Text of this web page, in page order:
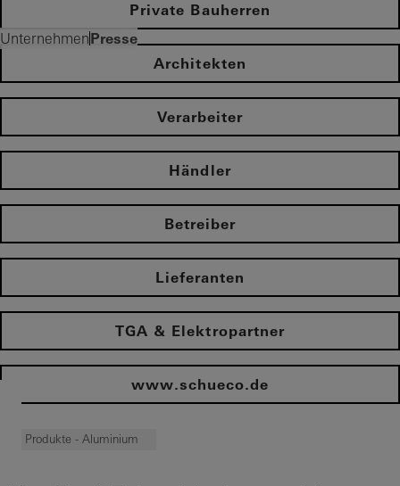
UnternehmenPresse
Private Bauherren
Architekten
Verarbeiter
Händler
Betreiber
Lieferanten
TGA & Elektropartner
www.schueco.de
Produkte - Aluminium